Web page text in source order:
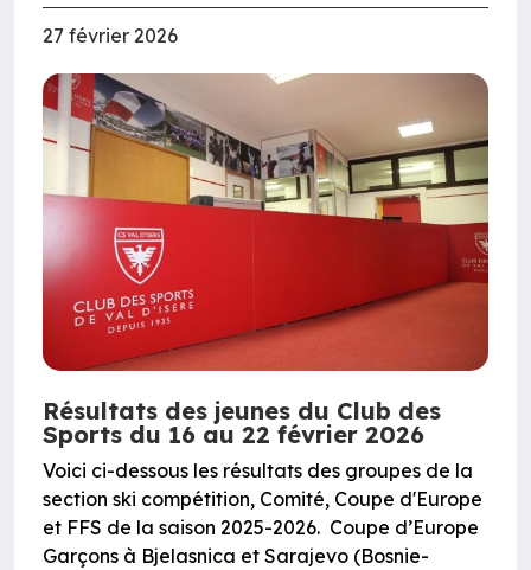
27 février 2026
Résultats des jeunes du Club des
Sports du 16 au 22 février 2026
Voici ci-dessous les résultats des groupes de la
section ski compétition, Comité, Coupe d'Europe
et FFS de la saison 2025-2026. Coupe d’Europe
Garçons à Bjelasnica et Sarajevo (Bosnie-